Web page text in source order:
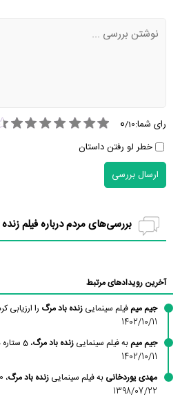
رای شما: 0/10
خطر لو رفتن داستان
ارسال بررسی
بررسی‌های مردم درباره فیلم
آخرین رویدادهای مرتبط
جیم میمفیلم سینمایی زنده باد مرگ را ارزیابی
1402/10/11
جیم میمبه فیلم سینمایی زنده باد مرگ، 5 ستاره داد.
1402/10/11
مهدی یوردخانی به فیلم سینمایی زنده باد مرگ، 10 ستاره داد.
1398/07/22